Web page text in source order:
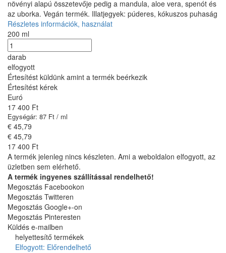
növényi alapú összetevője pedig a mandula, aloe vera, spenót és
az uborka. Vegán termék. Illatjegyek: púderes, kókuszos puhaság
Részletes információk, használat
200 ml
darab
elfogyott
Értesítést küldünk amint a termék beérkezik
Értesítést kérek
Euró
17 400 Ft
Egységár: 87 Ft / ml
€ 45,79
€ 45,79
17 400 Ft
A termék jelenleg nincs készleten. Ami a weboldalon elfogyott, az
üzletben sem elérhető.
A termék ingyenes szállítással rendelhető!
Megosztás Facebookon
Megosztás Twitteren
Megosztás Google+-on
Megosztás Pinteresten
Küldés e-mailben
helyettesítő termékek
Elfogyott: Előrendelhető